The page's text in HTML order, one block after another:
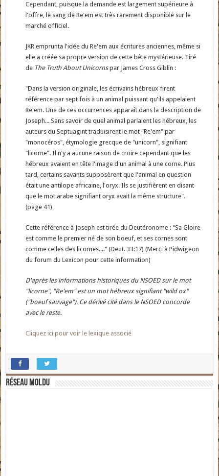
Cependant, puisque la demande est largement supérieure à
l'offre, le sang de Re'em est très rarement disponible sur le
marché officiel.
JKR emprunta l'idée du Re'em aux écritures anciennes, même si
elle a créée sa propre version de cette bête mystérieuse. Tiré
de The Truth About Unicornspar James Cross Giblin :
"Dans la version originale, les écrivains hébreux firent
référence par sept fois à un animal puissant qu'ils appelaient
Re'em. Une de ces occurrences apparaît dans la description de
Joseph... Sans savoir de quel animal parlaient les hébreux, les
auteurs du Septuagint traduisirent le mot "Re'em" par
"monocéros", étymologie grecque de "unicorn", signifiant
"licorne". Il n'y a aucune raison de croire cependant que les
hébreux avaient en tête l'image d'un animal à une corne. Plus
tard, certains savants supposèrent que l'animal en question
était une antilope africaine, l'oryx. Ils se justifièrent en disant
que le mot arabe signifiant oryx avait la même structure".
(page 41)
Cette référence à Joseph est tirée du Deutéronome : "Sa Gloire
est comme le premier né de son boeuf, et ses cornes sont
comme celles des licornes...." (Deut. 33:17) (Merci à Pidwigeon
du forum du Lexicon pour cette information)
D'après les informations historiques du NSOED sur le mot
"licorne", "Re'em" est un mot hébreux signifiant "wild ox"
("boeuf sauvage"). Ce dérivé cité dans le NSOED concorde
avec le reste.
Cliquez ici pour voir le lexique associé
Réseau moldu